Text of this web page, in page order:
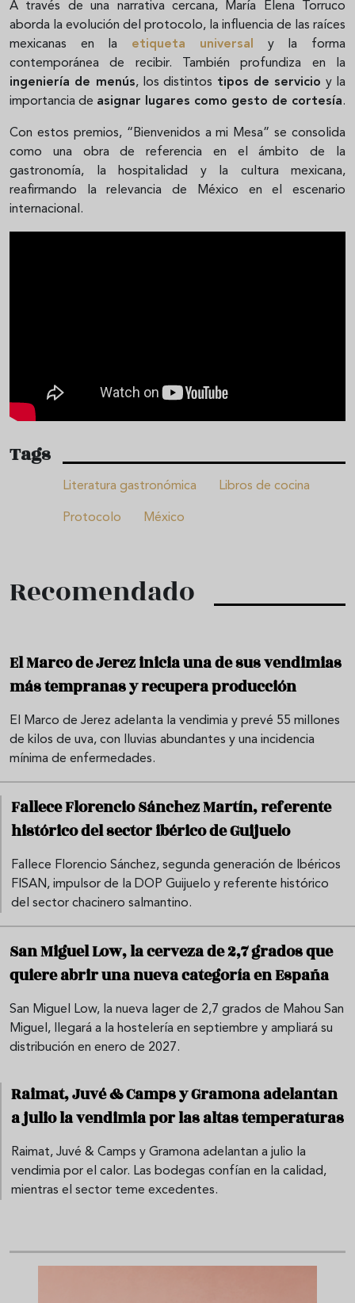
A través de una narrativa cercana, María Elena Torruco
aborda la evolución del protocolo, la influencia de las raíces
mexicanas en la etiqueta universal y la forma
contemporánea de recibir. También profundiza en la
ingeniería de menús, los distintos tipos de servicio y la
importancia de asignar lugares como gesto de cortesía.
Con estos premios, “Bienvenidos a mi Mesa” se consolida
como una obra de referencia en el ámbito de la
gastronomía, la hospitalidad y la cultura mexicana,
reafirmando la relevancia de México en el escenario
internacional.
Tags
Literatura gastronómica Libros de cocina
Protocolo México
Recomendado
El Marco de Jerez inicia una de sus vendimias
más tempranas y recupera producción
El Marco de Jerez adelanta la vendimia y prevé 55 millones
de kilos de uva, con lluvias abundantes y una incidencia
mínima de enfermedades.
Fallece Florencio Sánchez Martín, referente
histórico del sector ibérico de Guijuelo
Fallece Florencio Sánchez, segunda generación de Ibéricos
FISAN, impulsor de la DOP Guijuelo y referente histórico
del sector chacinero salmantino.
San Miguel Low, la cerveza de 2,7 grados que
quiere abrir una nueva categoría en España
San Miguel Low, la nueva lager de 2,7 grados de Mahou San
Miguel, llegará a la hostelería en septiembre y ampliará su
distribución en enero de 2027.
Raimat, Juvé & Camps y Gramona adelantan
a julio la vendimia por las altas temperaturas
Raimat, Juvé & Camps y Gramona adelantan a julio la
vendimia por el calor. Las bodegas confían en la calidad,
mientras el sector teme excedentes.